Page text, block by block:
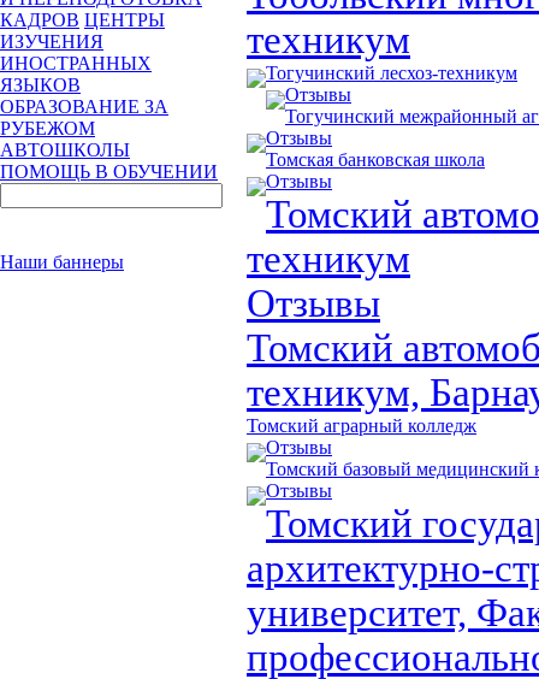
КАДРОВ ЦЕНТРЫ
ИЗУЧЕНИЯ
ИНОСТРАННЫХ
ЯЗЫКОВ
ОБРАЗОВАНИЕ ЗА
РУБЕЖОМ
АВТОШКОЛЫ
ПОМОЩЬ В ОБУЧЕНИИ
Наши баннеры
техникум
Тогучинский лесхоз-техникум
Отзывы
Тогучинский межрайонный
Отзывы
Томская банковская школа
Отзывы
Томский
техникум
Отзывы
Томский
техникум,
Томский аграрный колледж
Отзывы
Томский базовый медицинский
Отзывы
Томский
архитектурно-
университет,